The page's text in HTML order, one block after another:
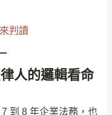
判讀
人的邏輯看命
到 8 年企業法務，也